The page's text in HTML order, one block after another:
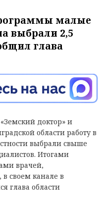
малые
выбрали 2,5
глава
доктор» и
области работу в
выбрали свыше
Итогами
врачей,
своем канале в
глава области